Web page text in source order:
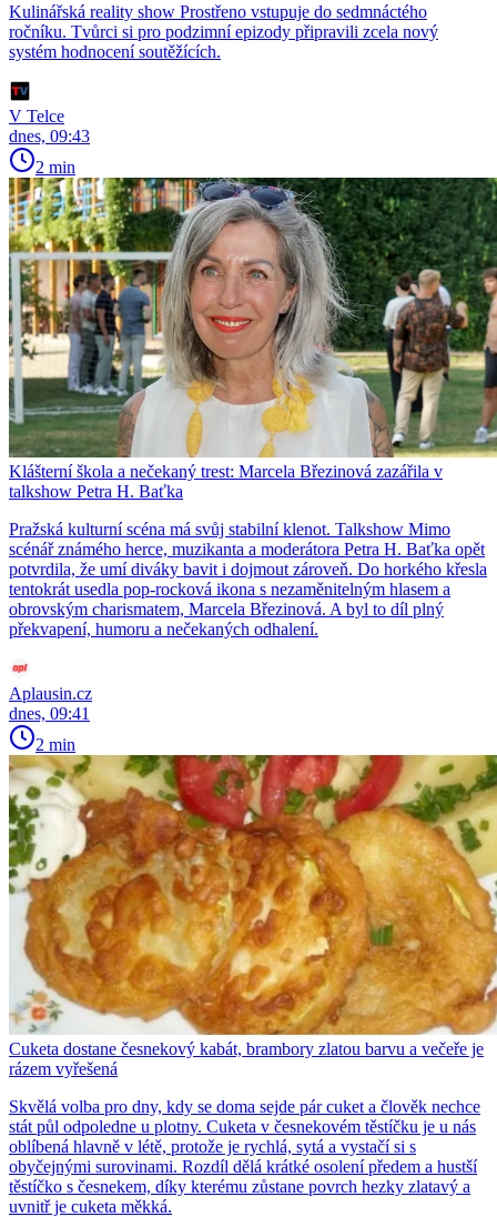
Kulinářská reality show Prostřeno vstupuje do sedmnáctého
ročníku. Tvůrci si pro podzimní epizody připravili zcela nový
systém hodnocení soutěžících.
V Telce
dnes, 09:43
2 min
Klášterní škola a nečekaný trest: Marcela Březinová zazářila v
talkshow Petra H. Baťka
Pražská kulturní scéna má svůj stabilní klenot. Talkshow Mimo
scénář známého herce, muzikanta a moderátora Petra H. Baťka opět
potvrdila, že umí diváky bavit i dojmout zároveň. Do horkého křesla
tentokrát usedla pop-rocková ikona s nezaměnitelným hlasem a
obrovským charismatem, Marcela Březinová. A byl to díl plný
překvapení, humoru a nečekaných odhalení.
Aplausin.cz
dnes, 09:41
2 min
Cuketa dostane česnekový kabát, brambory zlatou barvu a večeře je
rázem vyřešená
Skvělá volba pro dny, kdy se doma sejde pár cuket a člověk nechce
stát půl odpoledne u plotny. Cuketa v česnekovém těstíčku je u nás
oblíbená hlavně v létě, protože je rychlá, sytá a vystačí si s
obyčejnými surovinami. Rozdíl dělá krátké osolení předem a hustší
těstíčko s česnekem, díky kterému zůstane povrch hezky zlatavý a
uvnitř je cuketa měkká.